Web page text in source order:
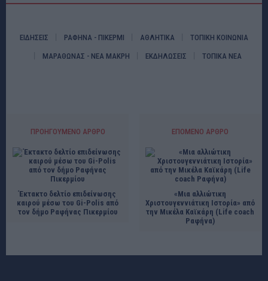
ΕΙΔΗΣΕΙΣ ΡΑΦΗΝΑ - ΠΙΚΕΡΜΙ ΑΘΛΗΤΙΚΑ ΤΟΠΙΚΗ ΚΟΙΝΩΝΙΑ
ΜΑΡΑΘΩΝΑΣ - ΝΕΑ ΜΑΚΡΗ ΕΚΔΗΛΩΣΕΙΣ ΤΟΠΙΚΑ ΝΕΑ
ΠΡΟΗΓΟΎΜΕΝΟ ΆΡΘΡΟ
Έκτακτο δελτίο επιδείνωσης
καιρού μέσω του Gi-Polis από
τον δήμο Ραφήνας Πικερμίου
ΕΠΌΜΕΝΟ ΆΡΘΡΟ
«Μια αλλιώτικη
Χριστουγεννιάτικη Ιστορία» από
την Μικέλα Καϊκάρη (Life coach
Ραφήνα)